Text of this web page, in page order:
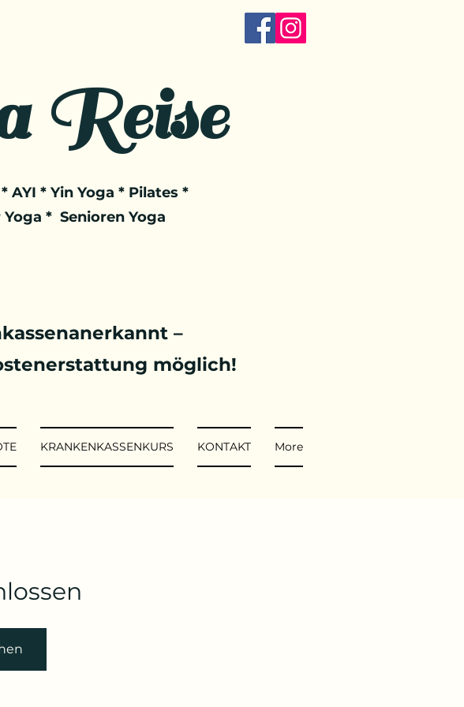
Reise
AYI * Yin Yoga * Pilates *
* Senioren Yoga
–
möglich!
KRANKENKASSENKURS KONTAKT More